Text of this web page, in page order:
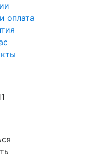
оплата